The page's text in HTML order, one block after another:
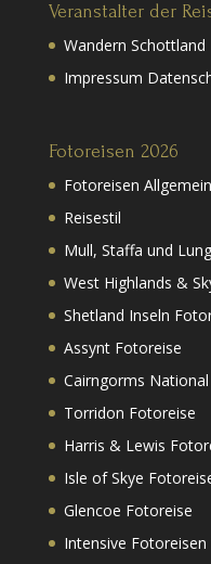
Veranstalter der
Wandern Schottland
Impressum
Fotoreisen 2026
Fotoreisen
Reisestil
Mull, Staffa und
West Highlands &
Shetland Inseln
Assynt Fotoreise
Cairngorms
Torridon Fotoreise
Harris & Lewis
Isle of Skye
Glencoe Fotoreise
Intensive Fotoreisen